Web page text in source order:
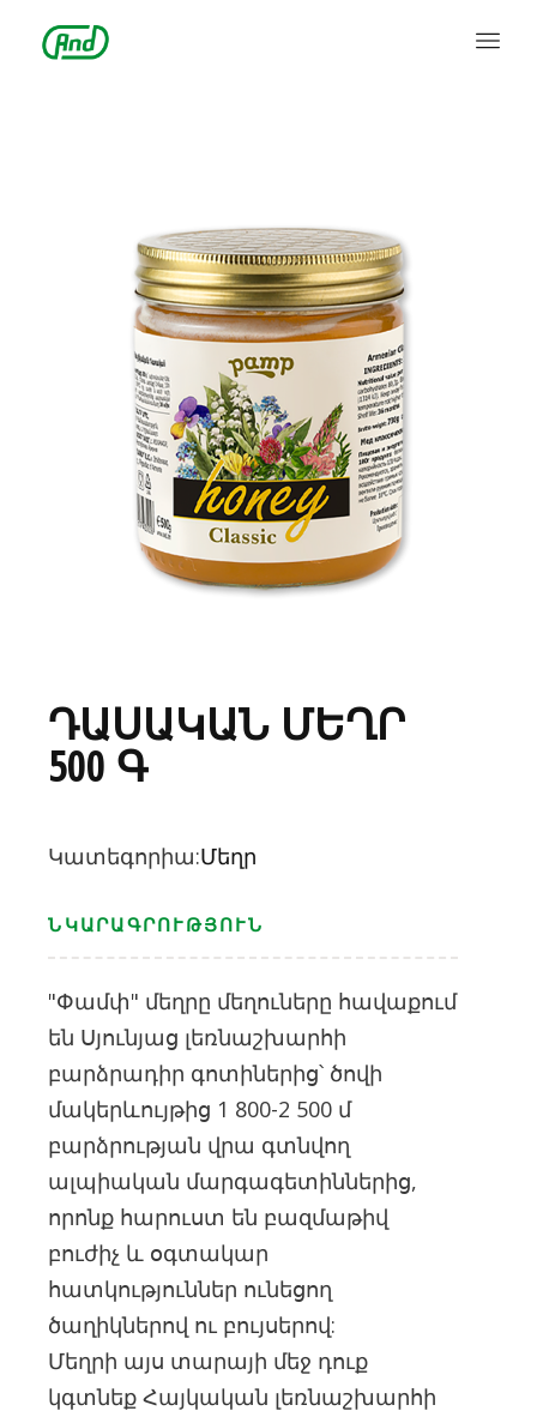
ԴԱՍԱԿԱՆ ՄԵՂՐ
500 Գ
Կատեգորիա:Մեղր
ՆԿԱՐԱԳՐՈՒԹՅՈՒՆ
"Փամփ" մեղրը մեղուները հավաքում
են Սյունյաց լեռնաշխարհի
բարձրադիր գոտիներից՝ ծովի
մակերևույթից 1 800-2 500 մ
բարձրության վրա գտնվող
ալպիական մարգագետիններից,
որոնք հարուստ են բազմաթիվ
բուժիչ և օգտակար
հատկություններ ունեցող
ծաղիկներով ու բույսերով:
Մեղրի այս տարայի մեջ դուք
կգտնեք Հայկական լեռնաշխարհի